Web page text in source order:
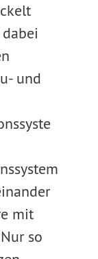
und
mit
so